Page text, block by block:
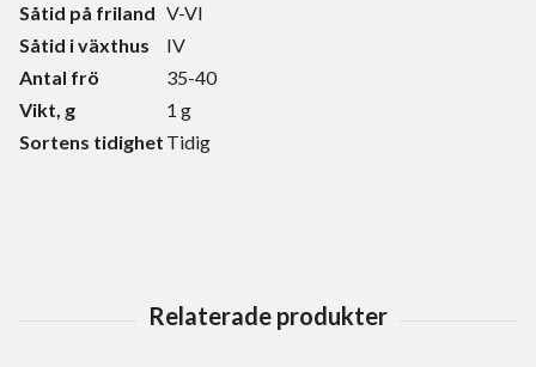
Såtid på friland V-VI
Såtid i växthus
IV
Antal frö
35-40
Vikt, g
1 g
Sortens tidighet Tidig